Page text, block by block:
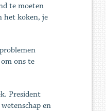
te moeten
het koken, je
ons te
President
en